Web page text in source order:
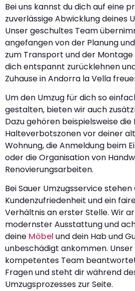
Bei uns kannst du dich auf eine
zuverlässige Abwicklung deines
Unser geschultes Team
angefangen von der Planung
zum Transport und der
dich entspannt zurücklehnen
Zuhause in Andorra la Vella
Um den Umzug für dich so
gestalten, bieten wir auch
Dazu gehören beispielsweise
Halteverbotszonen vor deiner
Wohnung, die Anmeldung beim
oder die Organisation von
Renovierungsarbeiten.
Bei Sauer Umzugsservice
Kundenzufriedenheit und ein
Verhältnis an erster Stelle. Wir
modernster Ausstattung und
deine Möbel und dein Hab und
unbeschädigt ankommen.
kompetentes Team
Fragen und steht dir während
Umzugsprozesses zur Seite.